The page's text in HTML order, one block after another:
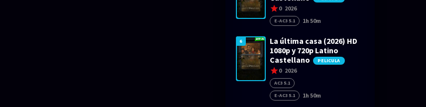
0 2026
E-AC3 5.1 1h 50m
6
La última casa (2026) HD
1080p y 720p Latino
Castellano
PELICULA
0 2026
AC3 5.1
E-AC3 5.1
1h 50m